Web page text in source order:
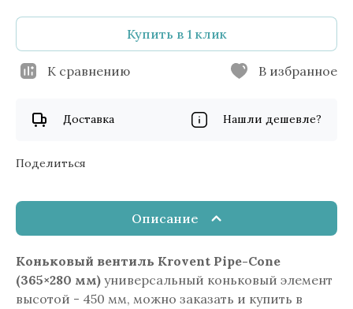
Купить в 1 клик
К сравнению В избранное
Доставка Нашли дешевле?
Поделиться
Описание
Коньковый вентиль Krovent Pipe-Cone
(365×280 мм) универсальный коньковый элемент
высотой - 450 мм, можно заказать и купить в